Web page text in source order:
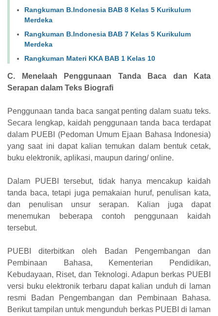
Rangkuman B.Indonesia BAB 8 Kelas 5 Kurikulum
Merdeka
Rangkuman B.Indonesia BAB 7 Kelas 5 Kurikulum
Merdeka
Rangkuman Materi KKA BAB 1 Kelas 10
C. Menelaah Penggunaan Tanda Baca dan Kata
Serapan dalam Teks Biografi
Penggunaan tanda baca sangat penting dalam suatu teks.
Secara lengkap, kaidah penggunaan tanda baca terdapat
dalam PUEBI (Pedoman Umum Ejaan Bahasa Indonesia)
yang saat ini dapat kalian temukan dalam bentuk cetak,
buku elektronik, aplikasi, maupun daring/ online.
Dalam PUEBI tersebut, tidak hanya mencakup kaidah
tanda baca, tetapi juga pemakaian huruf, penulisan kata,
dan penulisan unsur serapan. Kalian juga dapat
menemukan beberapa contoh penggunaan kaidah
tersebut.
PUEBI diterbitkan oleh Badan Pengembangan dan
Pembinaan Bahasa, Kementerian Pendidikan,
Kebudayaan, Riset, dan Teknologi. Adapun berkas PUEBI
versi buku elektronik terbaru dapat kalian unduh di laman
resmi Badan Pengembangan dan Pembinaan Bahasa.
Berikut tampilan untuk mengunduh berkas PUEBI di laman